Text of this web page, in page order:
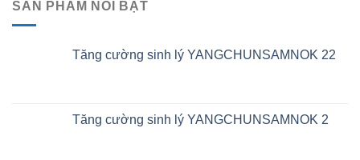
SẢN PHẨM NỔI BẬT
Tăng cường sinh lý YANGCHUNSAMNOK 22
Tăng cường sinh lý YANGCHUNSAMNOK 2